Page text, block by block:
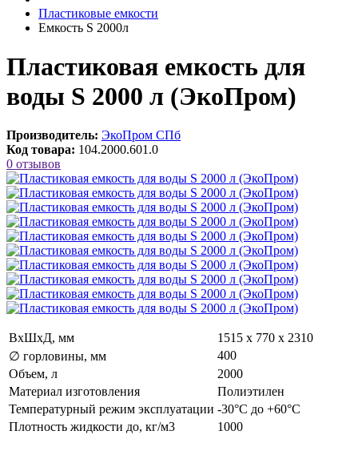
Пластиковые емкости
Емкость S 2000л
Пластиковая емкость для
воды S 2000 л (ЭкоПром)
Производитель: ЭкоПром СПб
Код товара: 104.2000.601.0
0 отзывов
ВxШxД, мм
1515 х 770 х 2310
∅ горловины, мм
400
Объем, л
2000
Материал изготовления
Полиэтилен
Температурный режим эксплуатации -30°C до +60°C
Плотность жидкости до, кг/м3
1000